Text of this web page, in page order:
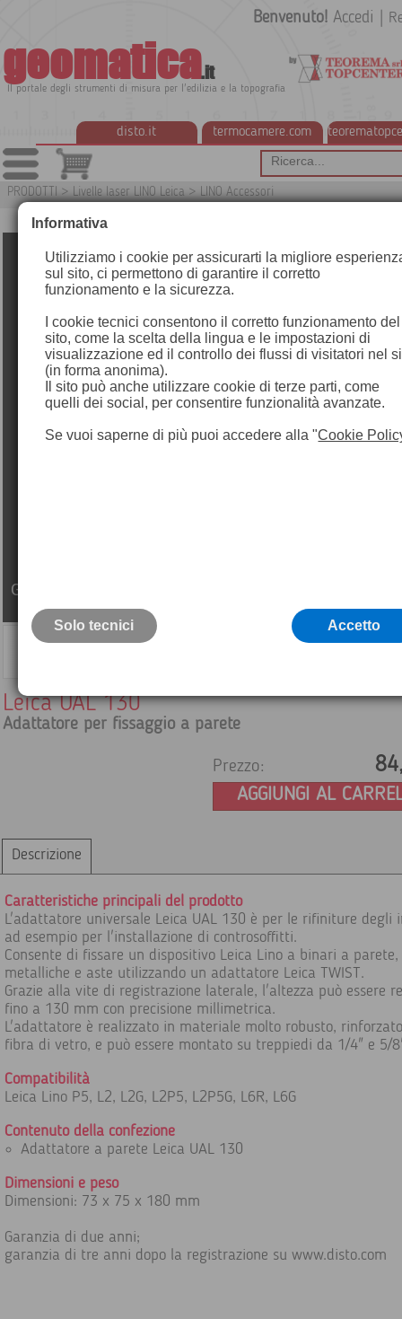
geomatica.it
Il portale degli strumenti di misura per l'edilizia e la topografia
disto.it termocamere.com
Benvenuto! Accedi
PRODOTTI > Livelle laser LINO Leica > LINO Accessori
Leica UAL 130
Adattatore per fissaggio a parete
Prezzo:
AGGIUNGI AL
Descrizione
Caratteristiche principali del prodotto
L'adattatore universale Leica UAL 130 è per le rifiniture degli
ad esempio per l'installazione di controsoffitti.
Consente di fissare un dispositivo Leica Lino a binari a
metalliche e aste utilizzando un adattatore Leica TWIST.
Grazie alla vite di registrazione laterale, l'altezza può essere
fino a 130 mm con precisione millimetrica.
L'adattatore è realizzato in materiale molto robusto,
fibra di vetro, e può essere montato su treppiedi da 1/4" e 5/
Compatibilità
Leica Lino P5, L2, L2G, L2P5, L2P5G, L6R, L6G
Contenuto della confezione
Adattatore a parete Leica UAL 130
Dimensioni e peso
Dimensioni: 73 x 75 x 180 mm
Garanzia di due anni;
garanzia di tre anni dopo la registrazione su www.disto.com
Informativa
Utilizziamo i cookie per assicurarti la migliore
sul sito, ci permettono di garantire il corretto
funzionamento e la sicurezza.
I cookie tecnici consentono il corretto funzionamento del
sito, come la scelta della lingua e le impostazioni di
visualizzazione ed il controllo dei flussi di visitatori nel
(in forma anonima).
Il sito può anche utilizzare cookie di terze parti, come
quelli dei social, per consentire funzionalità avanzate.
Se vuoi saperne di più puoi accedere alla "Cookie
Solo tecnici Accetto